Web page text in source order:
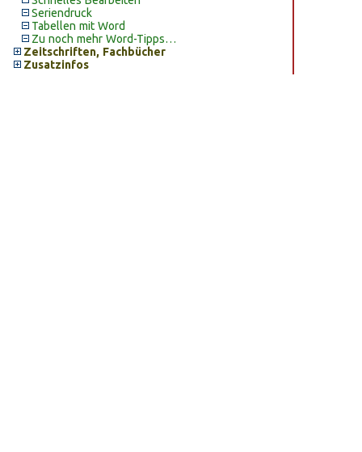
Seriendruck
Tabellen mit Word
Zu noch mehr Word-Tipps…
Zeitschriften, Fachbücher
Zusatzinfos